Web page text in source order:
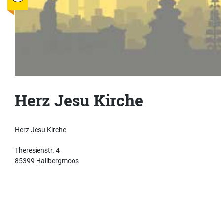
Herz Jesu Kirche
Herz Jesu Kirche
Theresienstr. 4
85399 Hallbergmoos